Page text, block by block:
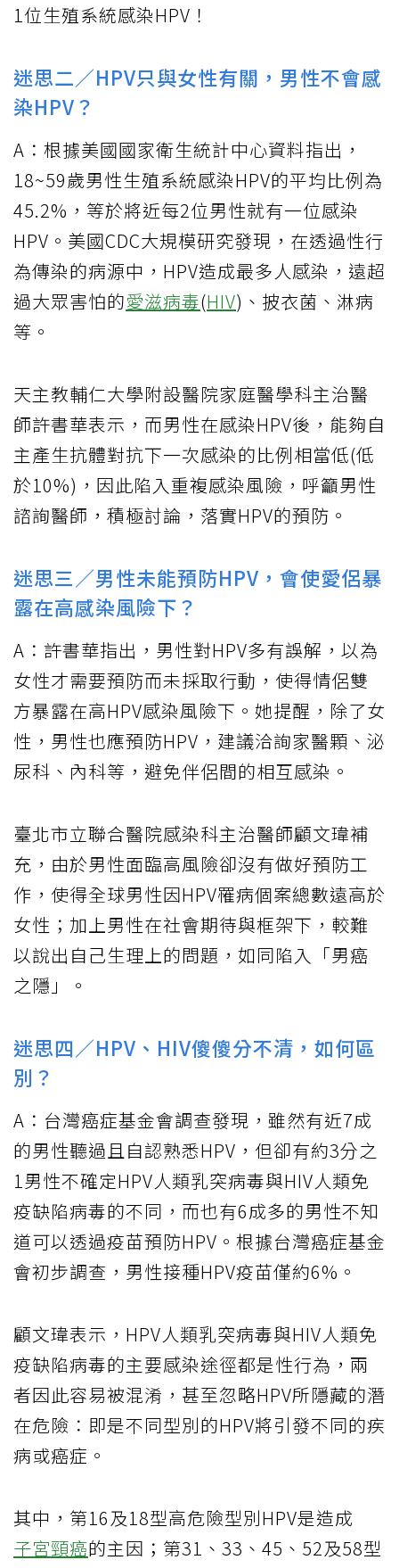
1位生殖系統感染HPV！
迷思二／HPV只與女性有關，男性不會感
染HPV？
A：根據美國國家衛生統計中心資料指出，
18~59歲男性生殖系統感染HPV的平均比例為
45.2%，等於將近每2位男性就有一位感染
HPV。美國CDC大規模研究發現，在透過性行
為傳染的病源中，HPV造成最多人感染，遠超
過大眾害怕的愛滋病毒(HIV)、披衣菌、淋病
等。
天主教輔仁大學附設醫院家庭醫學科主治醫
師許書華表示，而男性在感染HPV後，能夠自
主產生抗體對抗下一次感染的比例相當低(低
於10%)，因此陷入重複感染風險，呼籲男性
諮詢醫師，積極討論，落實HPV的預防。
迷思三／男性未能預防HPV，會使愛侶暴
露在高感染風險下？
A：許書華指出，男性對HPV多有誤解，以為
女性才需要預防而未採取行動，使得情侶雙
方暴露在高HPV感染風險下。她提醒，除了女
性，男性也應預防HPV，建議洽詢家醫顆、泌
尿科、內科等，避免伴侶間的相互感染。
臺北市立聯合醫院感染科主治醫師顧文瑋補
充，由於男性面臨高風險卻沒有做好預防工
作，使得全球男性因HPV罹病個案總數遠高於
女性；加上男性在社會期待與框架下，較難
以說出自己生理上的問題，如同陷入「男癌
之隱」。
迷思四／HPV、HIV傻傻分不清，如何區
別？
A：台灣癌症基金會調查發現，雖然有近7成
的男性聽過且自認熟悉HPV，但卻有約3分之
1男性不確定HPV人類乳突病毒與HIV人類免
疫缺陷病毒的不同，而也有6成多的男性不知
道可以透過疫苗預防HPV。根據台灣癌症基金
會初步調查，男性接種HPV疫苗僅約6%。
顧文瑋表示，HPV人類乳突病毒與HIV人類免
疫缺陷病毒的主要感染途徑都是性行為，兩
者因此容易被混淆，甚至忽略HPV所隱藏的潛
在危險：即是不同型別的HPV將引發不同的疾
病或癌症。
其中，第16及18型高危險型別HPV是造成
子宮頸癌的主因；第31、33、45、52及58型